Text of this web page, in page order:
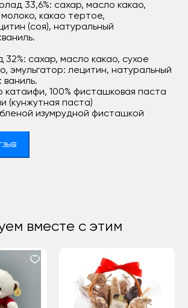
33,6%: сахар, масло какао,
какао тертое,
(соя), натуральный
сахар, масло какао, сухое
эмульгатор: лецитин, натуральный
катаифи, 100% фисташковая паста
(кунжутная паста)
изумрудной фисташкой
вместе с этим